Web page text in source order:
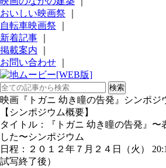
おいしい映画祭
自転車映画祭
新着記事
掲載案内
お問い合わせ
映画『トガニ 幼き瞳の告発』シンポジ
【シンポジウム概要】
タイトル：『トガニ 幼き瞳の告発』〜
した〜シンポジウム
日程：２０１２年７月２４日（火）
試写終了後）